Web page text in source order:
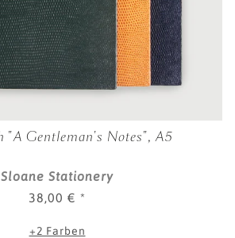
"A Gentleman's Notes", A5
Sloane Stationery
38,00 € *
+2 Farben